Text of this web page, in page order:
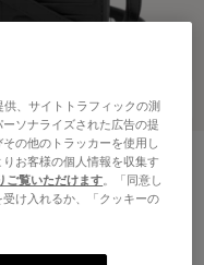
3Dビューで見る
¥187,000
、サイトトラフィックの測
ソナライズされた広告の提
の他のトラッカーを使用し
お客様の個人情報を収集す
ご覧いただけます。「同意し
け入れるか、「クッキーの